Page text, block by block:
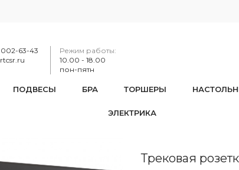
002-63-43
Режим работы:
10.00 - 18.00
пон-пятн
ПОДВЕСЫ БРА ТОРШЕРЫ
ЭЛЕКТРИКА
Трековая